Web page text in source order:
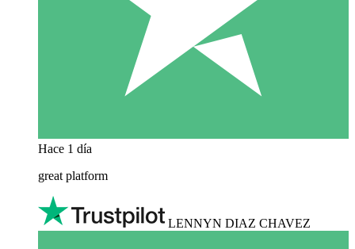
Hace 1 día
great platform
LENNYN DIAZ CHAVEZ